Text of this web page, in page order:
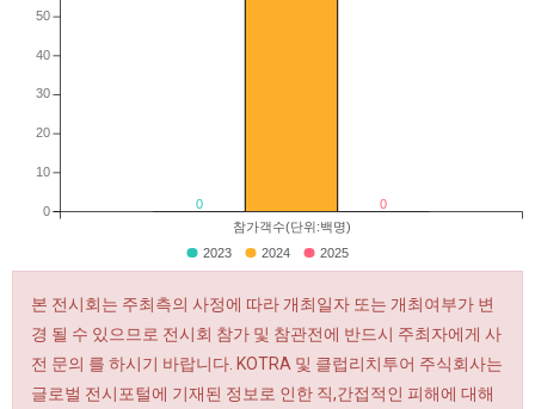
0 0
참가객수(단위:백명)
0
10
20
30
40
50
2023 2024 2025
본 전시회는 주최측의 사정에 따라 개최일자 또는 개최여부가 변
경 될 수 있으므로 전시회 참가 및 참관전에 반드시 주최자에게 사
전 문의 를 하시기 바랍니다. KOTRA 및 클럽리치투어 주식회사는
글로벌 전시포털에 기재된 정보로 인한 직,간접적인 피해에 대해